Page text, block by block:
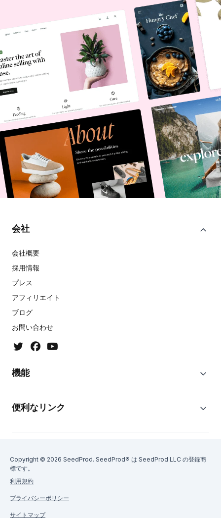
会社
会社概要
採用情報
プレス
アフィリエイト
ブログ
お問い合わせ
機能
便利なリンク
Copyright © 2026 SeedProd. SeedProd® は SeedProd LLC の登録商
標です。
利用規約
プライバシーポリシー
サイトマップ